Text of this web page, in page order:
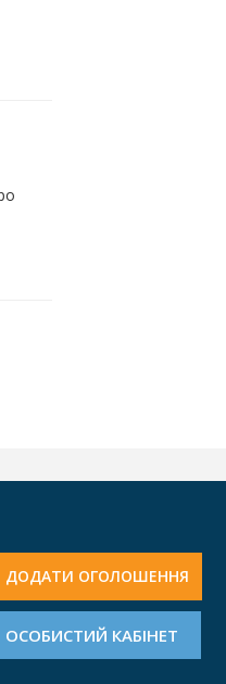
ДОДАТИ ОГОЛОШЕННЯ
ОСОБИСТИЙ КАБІНЕТ